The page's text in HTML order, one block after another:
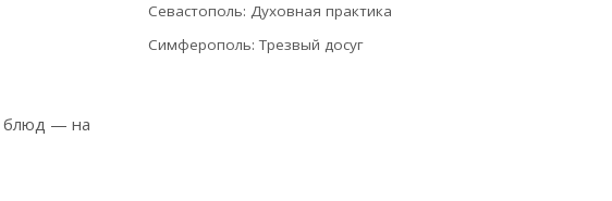
блюд — на
Севастополь: Духовная практика
Симферополь: Трезвый досуг